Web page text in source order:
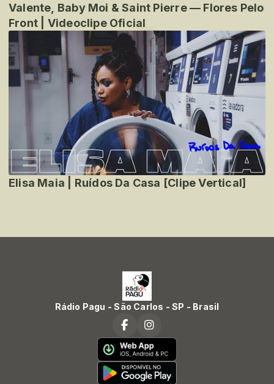
Valente, Baby Moi & Saint Pierre — Flores Pelo
Front | Videoclipe Oficial
Elisa Maia | Ruídos Da Casa [Clipe Vertical]
Rádio Pagu - São Carlos - SP - Brasil